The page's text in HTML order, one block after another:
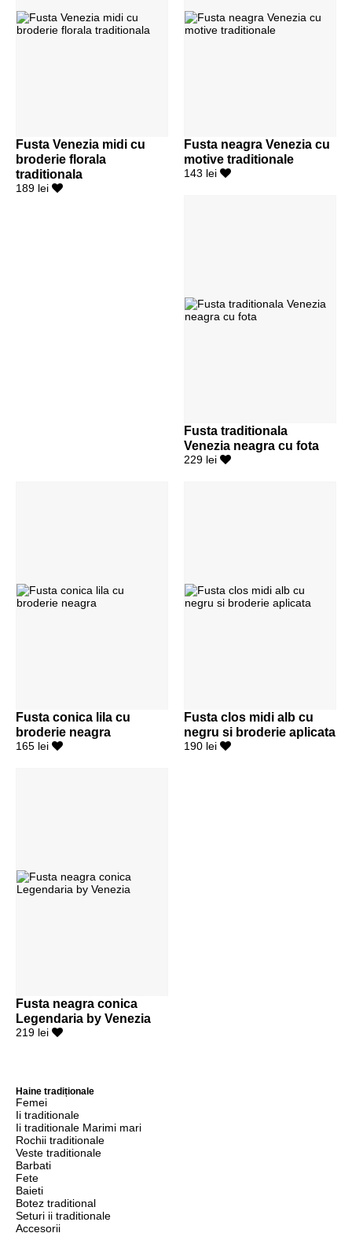
Fusta Venezia midi cu
broderie florala
traditionala
189 lei
Fusta neagra Venezia cu
motive traditionale
143 lei
Fusta traditionala
Venezia neagra cu fota
229 lei
Fusta conica lila cu
broderie neagra
165 lei
Fusta clos midi alb cu
negru si broderie aplicata
190 lei
Fusta neagra conica
Legendaria by Venezia
219 lei
Haine tradiționale
Femei
Ii traditionale
Ii traditionale Marimi mari
Rochii traditionale
Veste traditionale
Barbati
Fete
Baieti
Botez traditional
Seturi ii traditionale
Accesorii